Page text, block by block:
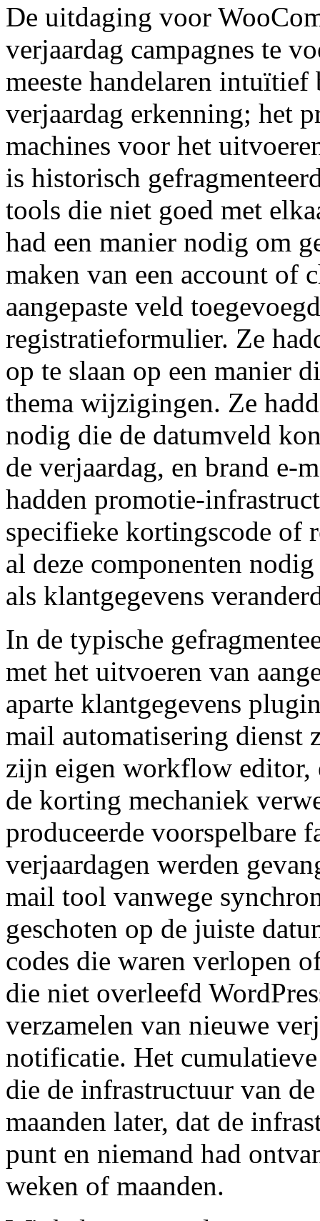
De uitdaging voor
verjaardag campagnes te
meeste handelaren
verjaardag erkenning; het
machines voor het
is historisch
tools die niet goed met
had een manier nodig om
maken van een account of
aangepaste veld
registratieformulier. Ze
op te slaan op een manier
thema wijzigingen. Ze
nodig die de datumveld
de verjaardag, en brand e-
hadden promotie-
specifieke kortingscode of
al deze componenten
als klantgegevens
In de typische
met het uitvoeren van
aparte klantgegevens
mail automatisering
zijn eigen workflow editor,
de korting mechaniek
produceerde voorspelbare
verjaardagen werden
mail tool vanwege
geschoten op de juiste
codes die waren verlopen
die niet overleefd
verzamelen van nieuwe
notificatie. Het
die de infrastructuur van
maanden later, dat de
punt en niemand had
weken of maanden.